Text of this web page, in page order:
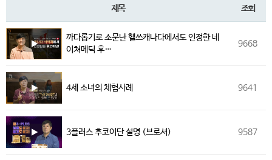
제목 조회
까다롭기로 소문난 헬쓰캐나다에서도 인정한 네
이쳐메딕 후…
9668
4세 소녀의 체험사례 9641
3플러스 후코이단 설명 (브로셔) 9587